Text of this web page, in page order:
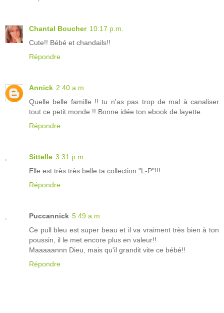
Chantal Boucher 10:17 p.m.
Cute!! Bébé et chandails!!
Répondre
Annick 2:40 a.m.
Quelle belle famille !! tu n'as pas trop de mal à canaliser
tout ce petit monde !! Bonne idée ton ebook de layette.
Répondre
Sittelle 3:31 p.m.
Elle est très très belle ta collection "L-P"!!!
Répondre
Puccannick 5:49 a.m.
Ce pull bleu est super beau et il va vraiment très bien à ton
poussin, il le met encore plus en valeur!!
Maaaaannn Dieu, mais qu'il grandit vite ce bébé!!
Répondre